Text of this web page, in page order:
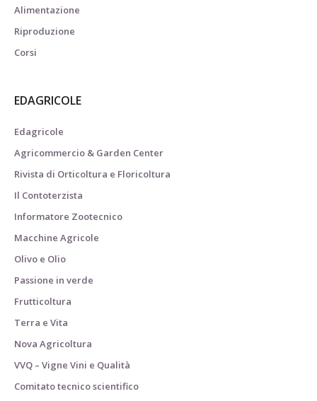
Alimentazione
Riproduzione
Corsi
EDAGRICOLE
Edagricole
Agricommercio & Garden Center
Rivista di Orticoltura e Floricoltura
Il Contoterzista
Informatore Zootecnico
Macchine Agricole
Olivo e Olio
Passione in verde
Frutticoltura
Terra e Vita
Nova Agricoltura
VVQ – Vigne Vini e Qualità
Comitato tecnico scientifico